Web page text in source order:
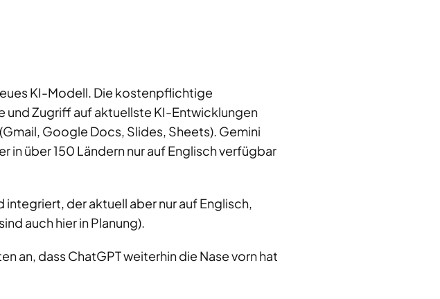
KI-Modell. Die kostenpflichtige
und Zugriff auf aktuellste KI-Entwicklungen
Google Docs, Slides, Sheets). Gemini
über 150 Ländern nur auf Englisch verfügbar
der aktuell aber nur auf Englisch,
auch hier in Planung).
an, dass ChatGPT weiterhin die Nase vorn hat